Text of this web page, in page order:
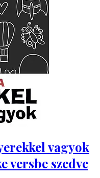
vagyok
versbe szedve